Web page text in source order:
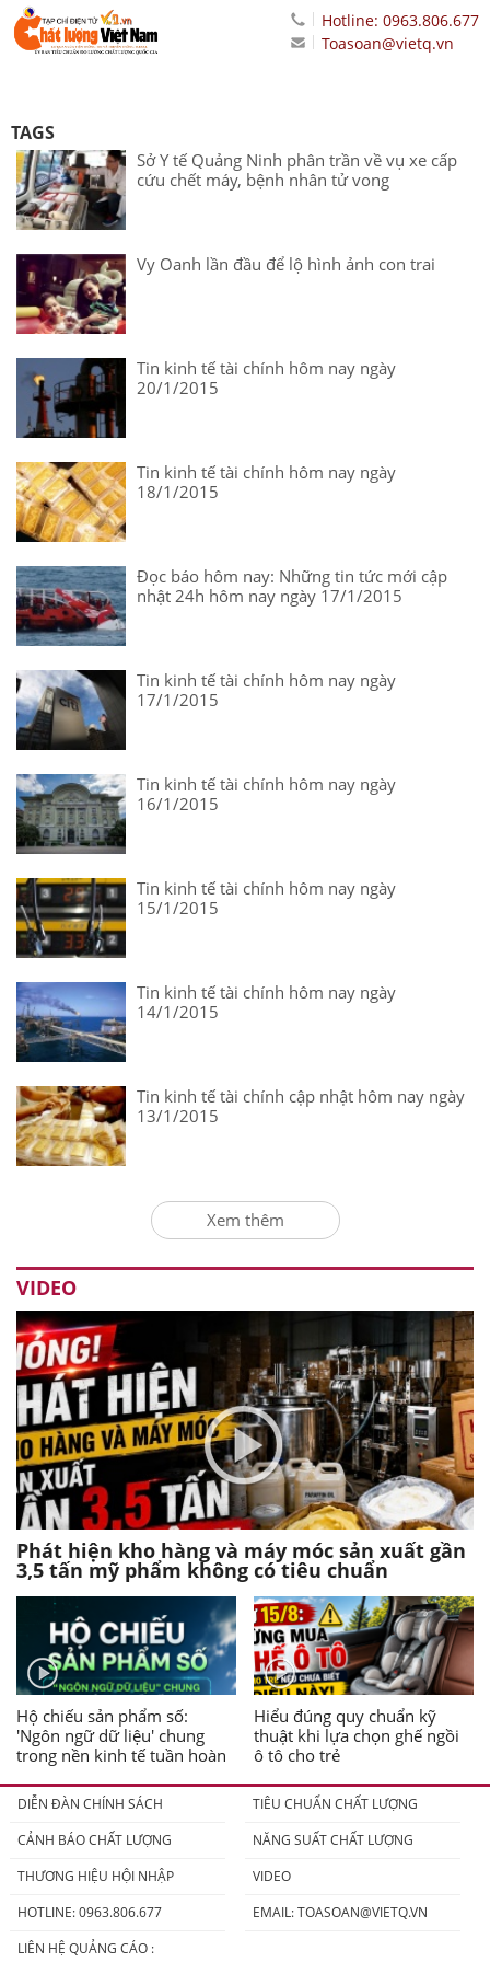
Hotline: 0963.806.677
Toasoan@vietq.vn
TAGS
Sở Y tế Quảng Ninh phân trần về vụ xe cấp
cứu chết máy, bệnh nhân tử vong
Vy Oanh lần đầu để lộ hình ảnh con trai
Tin kinh tế tài chính hôm nay ngày
20/1/2015
Tin kinh tế tài chính hôm nay ngày
18/1/2015
Đọc báo hôm nay: Những tin tức mới cập
nhật 24h hôm nay ngày 17/1/2015
Tin kinh tế tài chính hôm nay ngày
17/1/2015
Tin kinh tế tài chính hôm nay ngày
16/1/2015
Tin kinh tế tài chính hôm nay ngày
15/1/2015
Tin kinh tế tài chính hôm nay ngày
14/1/2015
Tin kinh tế tài chính cập nhật hôm nay ngày
13/1/2015
Xem thêm
VIDEO
Phát hiện kho hàng và máy móc sản xuất gần
3,5 tấn mỹ phẩm không có tiêu chuẩn
Hộ chiếu sản phẩm số:
'Ngôn ngữ dữ liệu' chung
trong nền kinh tế tuần hoàn
Hiểu đúng quy chuẩn kỹ
thuật khi lựa chọn ghế ngồi
ô tô cho trẻ
DIỄN ĐÀN CHÍNH SÁCH
TIÊU CHUẨN CHẤT LƯỢNG
CẢNH BÁO CHẤT LƯỢNG
NĂNG SUẤT CHẤT LƯỢNG
THƯƠNG HIỆU HỘI NHẬP
VIDEO
HOTLINE: 0963.806.677
EMAIL:TOASOAN@VIETQ.VN
LIÊN HỆ QUẢNG CÁO :